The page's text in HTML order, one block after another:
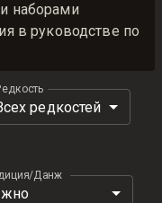
наборами
в руководстве по
редкостей
Данж